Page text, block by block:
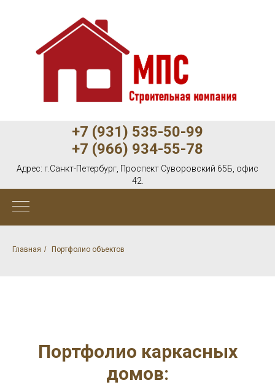
+7 (931) 535-50-99
+7 (966) 934-55-78
Адрес: г.Санкт-Петербург, Проспект Суворовский 65Б, офис
42.
Главная / Портфолио объектов
Портфолио каркасных
домов: